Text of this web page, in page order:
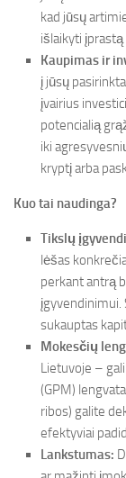
kad jūsų
išlaikyti
Kaupimas ir
į jūsų
įvairius
potencialią
iki
kryptį arba
Kuo tai naudinga?
Tikslų
lėšas
perkant antrą
įgyvendinimui.
sukauptas
Mokesčių
Lietuvoje –
(GPM)
ribos) galite
efektyviai
Lankstumas: